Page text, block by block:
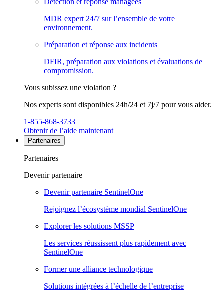
Détection et réponse managées
MDR expert 24/7 sur l’ensemble de votre
environnement.
Préparation et réponse aux incidents
DFIR, préparation aux violations et évaluations de
compromission.
Vous subissez une violation ?
Nos experts sont disponibles 24h/24 et 7j/7 pour vous aider.
1-855-868-3733
Obtenir de l’aide maintenant
Partenaires
Partenaires
Devenir partenaire
Devenir partenaire SentinelOne
Rejoignez l’écosystème mondial SentinelOne
Explorer les solutions MSSP
Les services réussissent plus rapidement avec
SentinelOne
Former une alliance technologique
Solutions intégrées à l’échelle de l’entreprise